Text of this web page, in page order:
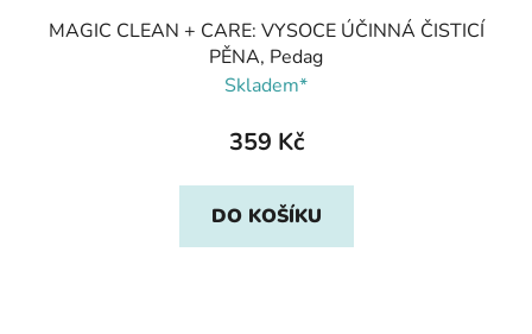
MAGIC CLEAN + CARE: VYSOCE ÚČINNÁ ČISTICÍ
PĚNA, Pedag
Skladem*
359 Kč
DO KOŠÍKU